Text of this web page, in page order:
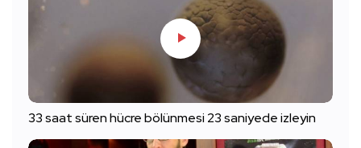
33 saat süren hücre bölünmesi 23 saniyede izleyin